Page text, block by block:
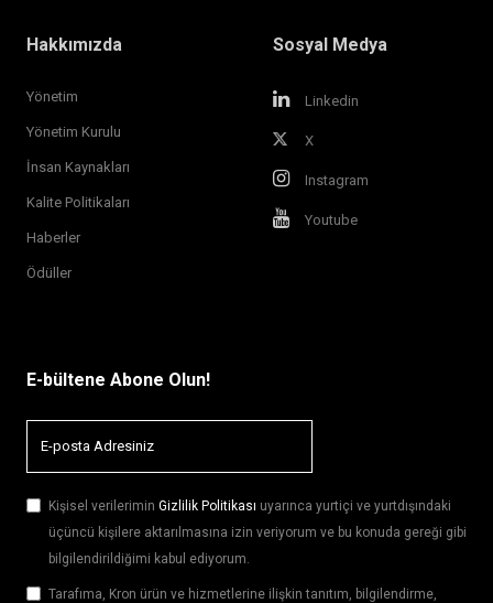
Hakkımızda
Yönetim
Yönetim Kurulu
İnsan Kaynakları
Kalite Politikaları
Haberler
Ödüller
Sosyal Medya
Linkedin
X
Instagram
Youtube
E-bültene Abone Olun!
Kişisel verilerimin Gizlilik Politikası uyarınca yurtiçi ve yurtdışındaki
üçüncü kişilere aktarılmasına izin veriyorum ve bu konuda gereği gibi
bilgilendirildiğimi kabul ediyorum.
Tarafıma, Kron ürün ve hizmetlerine ilişkin tanıtım, bilgilendirme,